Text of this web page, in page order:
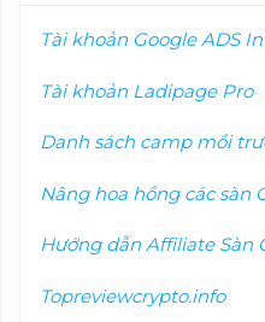
Tài khoản Google ADS
Tài khoản Ladipage Pro
Danh sách camp mồi
Nâng hoa hồng các sàn
Hướng dẫn Affiliate Sàn
Topreviewcrypto.info